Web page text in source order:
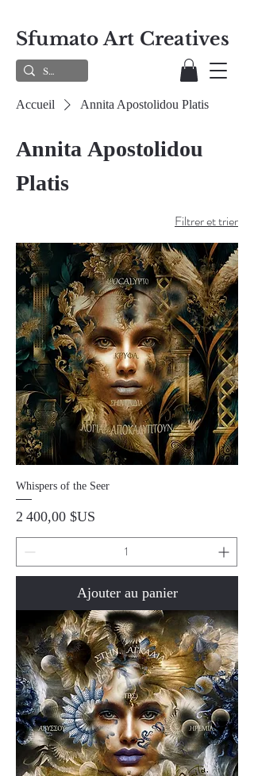
Sfumato Art Creatives
Accueil Annita Apostolidou Platis
Annita Apostolidou
Platis
Filtrer et trier
Whispers of the Seer
Prix
2 400,00 $US
Ajouter au panier